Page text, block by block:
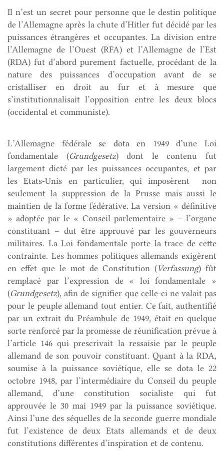
Il n’est un secret pour personne que le destin politique
de l’Allemagne après la chute d’Hitler fut décidé par les
puissances étrangères et occupantes. La division entre
l’Allemagne de l’Ouest (RFA) et l’Allemagne de l’Est
(RDA) fut d’abord purement factuelle, procédant de la
nature des puissances d’occupation avant de se
cristalliser en droit au fur et à mesure que
s’institutionnalisait l’opposition entre les deux blocs
(occidental et communiste).
L’Allemagne fédérale se dota en 1949 d’une Loi
fondamentale (Grundgesetz) dont le contenu fut
largement dicté par les puissances occupantes, et par
les Etats-Unis en particulier, qui imposèrent non
seulement la suppression de la Prusse mais aussi le
maintien de la forme fédérative. La version « définitive
» adoptée par le « Conseil parlementaire » – l’organe
constituant – dut être approuvé par les gouverneurs
militaires. La Loi fondamentale porte la trace de cette
contrainte. Les hommes politiques allemands exigèrent
en effet que le mot de Constitution (Verfassung) fût
remplacé par l’expression de « loi fondamentale »
(Grundgesetz), afin de signifier que celle-ci ne valait pas
pour le peuple allemand tout entier. Ce fait, authentifié
par un extrait du Préambule de 1949, était en quelque
sorte renforcé par la promesse de réunification prévue à
l’article 146 qui prescrivait la ressaisie par le peuple
allemand de son pouvoir constituant. Quant à la RDA,
soumise à la puissance soviétique, elle se dota le 22
octobre 1948, par l’intermédiaire du Conseil du peuple
allemand, d’une constitution socialiste qui fut
approuvée le 30 mai 1949 par la puissance soviétique.
Ainsi l’une des séquelles de la seconde guerre mondiale
fut l’existence de deux Etats allemands et de deux
constitutions différentes d’inspiration et de contenu.